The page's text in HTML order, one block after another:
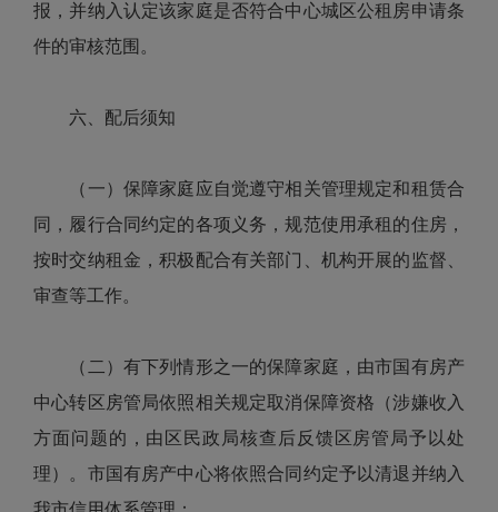
报，并纳入认定该家庭是否符合中心城区公租房申请条
件的审核范围。
六、配后须知
（一）保障家庭应自觉遵守相关管理规定和租赁合
同，履行合同约定的各项义务，规范使用承租的住房，
按时交纳租金，积极配合有关部门、机构开展的监督、
审查等工作。
（二）有下列情形之一的保障家庭，由市国有房产
中心转区房管局依照相关规定取消保障资格（涉嫌收入
方面问题的，由区民政局核查后反馈区房管局予以处
理）。市国有房产中心将依照合同约定予以清退并纳入